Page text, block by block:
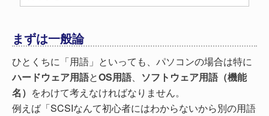
まずは一般論
ひとくちに「用語」といっても、パソコンの場合は特に
ハードウェア用語とOS用語、 ソフトウェア用語（機能
名） をわけて考えなければなりません。
例えば「SCSIなんて初心者にはわからないから別の用語